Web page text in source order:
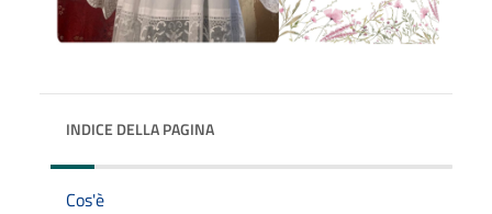
INDICE DELLA PAGINA
Cos'è